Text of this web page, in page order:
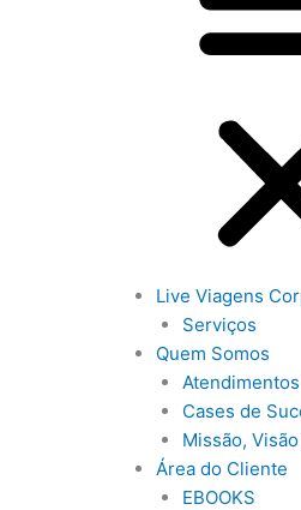
Live Viagens
Serviços
Quem Somos
Cases de
Missão,
Área do Cliente
EBOOKS